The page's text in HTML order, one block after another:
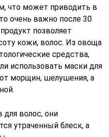
что может приводить в
очень важно после 30
позволяет
кожи, волос. Из овоща
средства,
использовать маски для
морщин, шелушения, а
для волос, они
утраченный блеск, а